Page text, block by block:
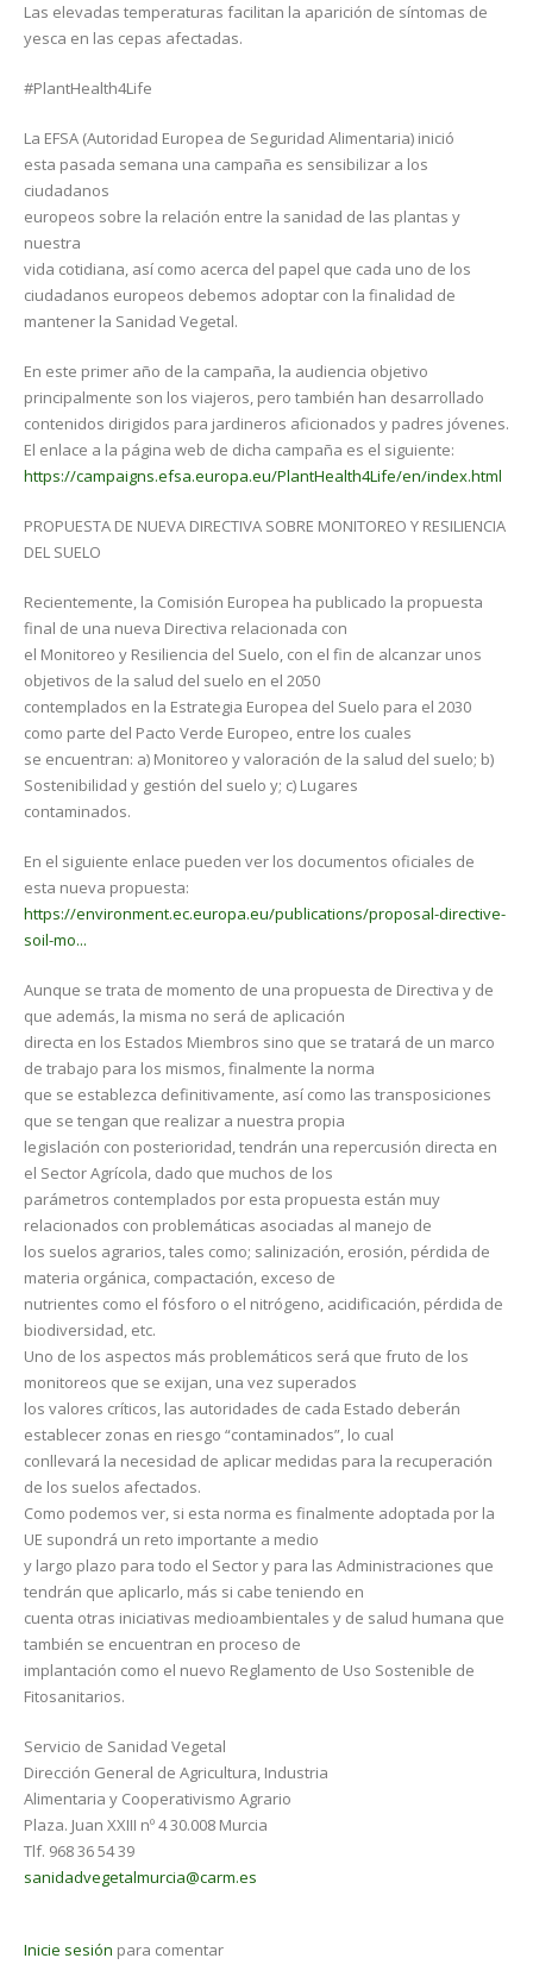
Las elevadas temperaturas facilitan la aparición de síntomas de
yesca en las cepas afectadas.
#PlantHealth4Life
La EFSA (Autoridad Europea de Seguridad Alimentaria) inició
esta pasada semana una campaña es sensibilizar a los
ciudadanos
europeos sobre la relación entre la sanidad de las plantas y
nuestra
vida cotidiana, así como acerca del papel que cada uno de los
ciudadanos europeos debemos adoptar con la finalidad de
mantener la Sanidad Vegetal.
En este primer año de la campaña, la audiencia objetivo
principalmente son los viajeros, pero también han desarrollado
contenidos dirigidos para jardineros aficionados y padres jóvenes.
El enlace a la página web de dicha campaña es el siguiente:
https://campaigns.efsa.europa.eu/PlantHealth4Life/en/index.html
PROPUESTA DE NUEVA DIRECTIVA SOBRE MONITOREO Y RESILIENCIA
DEL SUELO
Recientemente, la Comisión Europea ha publicado la propuesta
final de una nueva Directiva relacionada con
el Monitoreo y Resiliencia del Suelo, con el fin de alcanzar unos
objetivos de la salud del suelo en el 2050
contemplados en la Estrategia Europea del Suelo para el 2030
como parte del Pacto Verde Europeo, entre los cuales
se encuentran: a) Monitoreo y valoración de la salud del suelo; b)
Sostenibilidad y gestión del suelo y; c) Lugares
contaminados.
En el siguiente enlace pueden ver los documentos oficiales de
esta nueva propuesta:
https://environment.ec.europa.eu/publications/proposal-directive-
soil-mo...
Aunque se trata de momento de una propuesta de Directiva y de
que además, la misma no será de aplicación
directa en los Estados Miembros sino que se tratará de un marco
de trabajo para los mismos, finalmente la norma
que se establezca definitivamente, así como las transposiciones
que se tengan que realizar a nuestra propia
legislación con posterioridad, tendrán una repercusión directa en
el Sector Agrícola, dado que muchos de los
parámetros contemplados por esta propuesta están muy
relacionados con problemáticas asociadas al manejo de
los suelos agrarios, tales como; salinización, erosión, pérdida de
materia orgánica, compactación, exceso de
nutrientes como el fósforo o el nitrógeno, acidificación, pérdida de
biodiversidad, etc.
Uno de los aspectos más problemáticos será que fruto de los
monitoreos que se exijan, una vez superados
los valores críticos, las autoridades de cada Estado deberán
establecer zonas en riesgo “contaminados”, lo cual
conllevará la necesidad de aplicar medidas para la recuperación
de los suelos afectados.
Como podemos ver, si esta norma es finalmente adoptada por la
UE supondrá un reto importante a medio
y largo plazo para todo el Sector y para las Administraciones que
tendrán que aplicarlo, más si cabe teniendo en
cuenta otras iniciativas medioambientales y de salud humana que
también se encuentran en proceso de
implantación como el nuevo Reglamento de Uso Sostenible de
Fitosanitarios.
Servicio de Sanidad Vegetal
Dirección General de Agricultura, Industria
Alimentaria y Cooperativismo Agrario
Plaza. Juan XXIII nº 4 30.008 Murcia
Tlf. 968 36 54 39
sanidadvegetalmurcia@carm.es
Inicie sesión para comentar